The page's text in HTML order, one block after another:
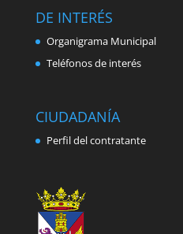
DE INTERÉS
Organigrama Municipal
Teléfonos de interés
CIUDADANÍA
Perfil del contratante